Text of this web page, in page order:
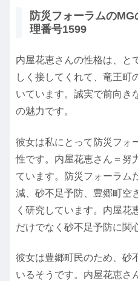
防災フォーラムの
理番号1599
内屋花恵さんの性格は、と
しく接してくれて、竜王町
いています。誠実で前向き
の魅力です。
彼女は私にとって防災フォ
性です。内屋花恵さん＝努
ています。防災フォーラム
減、砂不足予防、豊郷町空
く研究しています。内屋花
だけでなく砂不足予防に関
彼女は豊郷町民のため、砂
いるそうです。内屋花恵さ